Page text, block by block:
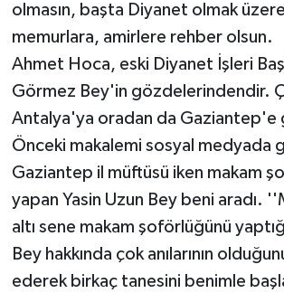
olmasın, başta Diyanet olmak
memurlara, amirlere rehber olsun.
Ahmet Hoca, eski Diyanet İşleri
Görmez Bey'in gözdelerindendir.
Antalya'ya oradan da Gaziantep'e
Önceki makalemi sosyal medyada
Gaziantep il müftüsü iken makam
yapan Yasin Uzun Bey beni aradı.
altı sene makam şoförlüğünü
Bey hakkında çok anılarının
ederek birkaç tanesini benimle